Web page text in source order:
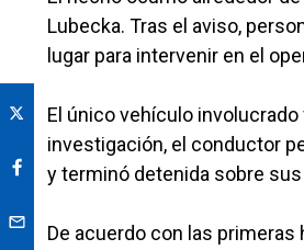
Lubecka. Tras el aviso,
lugar para intervenir en el
El único vehículo
investigación, el conductor
y terminó detenida sobre
De acuerdo con las